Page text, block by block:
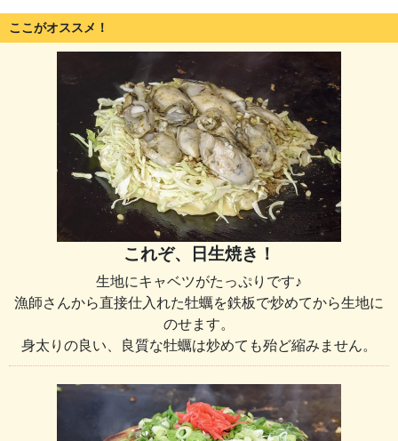
ここがオススメ！
これぞ、日生焼き！
生地にキャベツがたっぷりです♪
漁師さんから直接仕入れた牡蠣を鉄板で炒めてから生地に
のせます。
身太りの良い、良質な牡蠣は炒めても殆ど縮みません。